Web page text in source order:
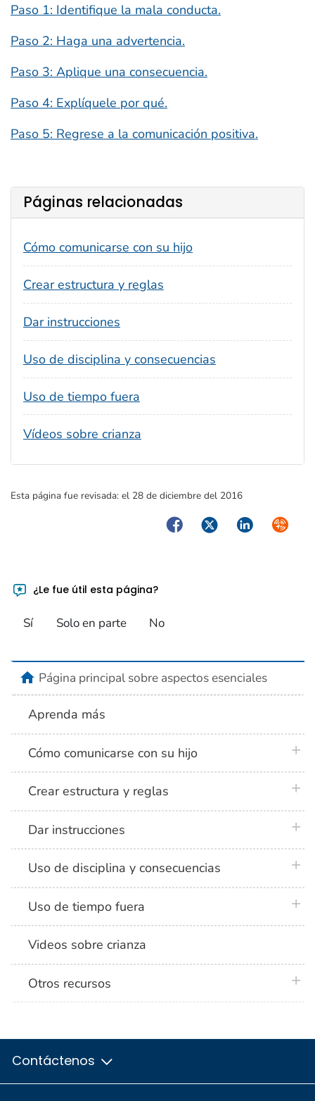
Paso 1: Identifique la mala conducta.
Paso 2: Haga una advertencia.
Paso 3: Aplique una consecuencia.
Paso 4: Explíquele por qué.
Paso 5: Regrese a la comunicación positiva.
Páginas relacionadas
Cómo comunicarse con su hijo
Crear estructura y reglas
Dar instrucciones
Uso de disciplina y consecuencias
Uso de tiempo fuera
Vídeos sobre crianza
Esta página fue revisada: el 28 de diciembre del 2016
FacebookTwitterLinkedIn
¿Le fue útil esta página?
Sí Solo en parte No
homePágina principal sobre aspectos esenciales
Aprenda más
Cómo comunicarse con su hijo
Crear estructura y reglas
Dar instrucciones
Uso de disciplina y consecuencias
Uso de tiempo fuera
Videos sobre crianza
Otros recursos
Contáctenos